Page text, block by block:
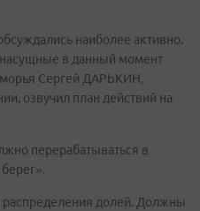
наиболее активно.
насущные в данный момент
Сергей ДАРЬКИН,
озвучил план действий на
перерабатываться в
распределения долей. Должны